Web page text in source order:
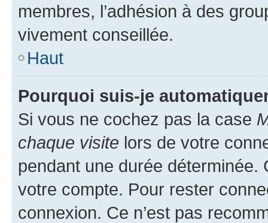
membres, l’adhésion à des
vivement conseillée.
Haut
Pourquoi suis-je
Si vous ne cochez pas la case
chaque visite lors de votre
pendant une durée déterminée.
votre compte. Pour rester
connexion. Ce n’est pas